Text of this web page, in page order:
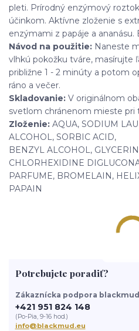
pleti. Prírodný enzýmový
účinkom. Aktívne zloženie s
enzýmami z papáje a ananásu.
Návod na použitie: Naneste
vlhkú pokožku tváre, masírujte
približne 1 - 2 minúty a potom
ráno a večer.
Skladovanie: V originálnom
svetlom chránenom mieste pri
Zloženie: AQUA, SODIUM
ALCOHOL, SORBIC ACID,
BENZYL ALCOHOL,
CHLORHEXIDINE
PARFUME, BROMELAIN,
PAPAIN
Potrebujete poradiť?
Zákaznícka podpora blackmud
+421 951 824 148
(Po-Pia, 9-16 hod.)
info@blackmud.eu